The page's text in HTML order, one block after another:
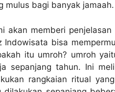
mulus bagi banyak jamaah.
akan memberi
Indowisata bisa
itu umroh? umroh
sepanjang tahun. Ini
rangkaian ritual